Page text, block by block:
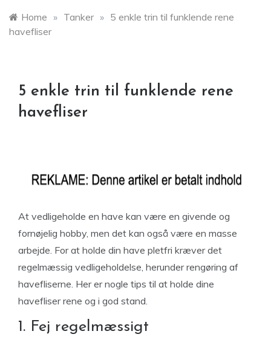
Home » Tanker » 5 enkle trin til funklende rene
havefliser
5 enkle trin til funklende rene
havefliser
At vedligeholde en have kan være en givende og
fornøjelig hobby, men det kan også være en masse
arbejde. For at holde din have pletfri kræver det
regelmæssig vedligeholdelse, herunder rengøring af
havefliserne. Her er nogle tips til at holde dine
havefliser rene og i god stand.
1. Fej regelmæssigt